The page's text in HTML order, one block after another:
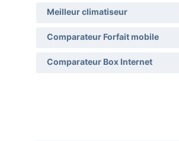
Meilleur climatiseur
Comparateur Forfait mobile
Comparateur Box Internet